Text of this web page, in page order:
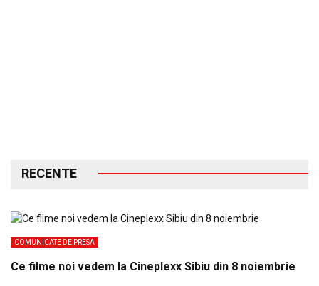
RECENTE
COMUNICATE DE PRESA
Ce filme noi vedem la Cineplexx Sibiu din 8 noiembrie